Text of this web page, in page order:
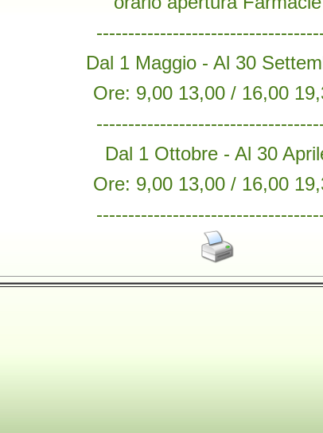
Dal 1 Maggio - Al 30
Ore: 9,00 13,00 / 16,00
Dal 1 Ottobre - Al 30
Ore: 9,00 13,00 / 16,00